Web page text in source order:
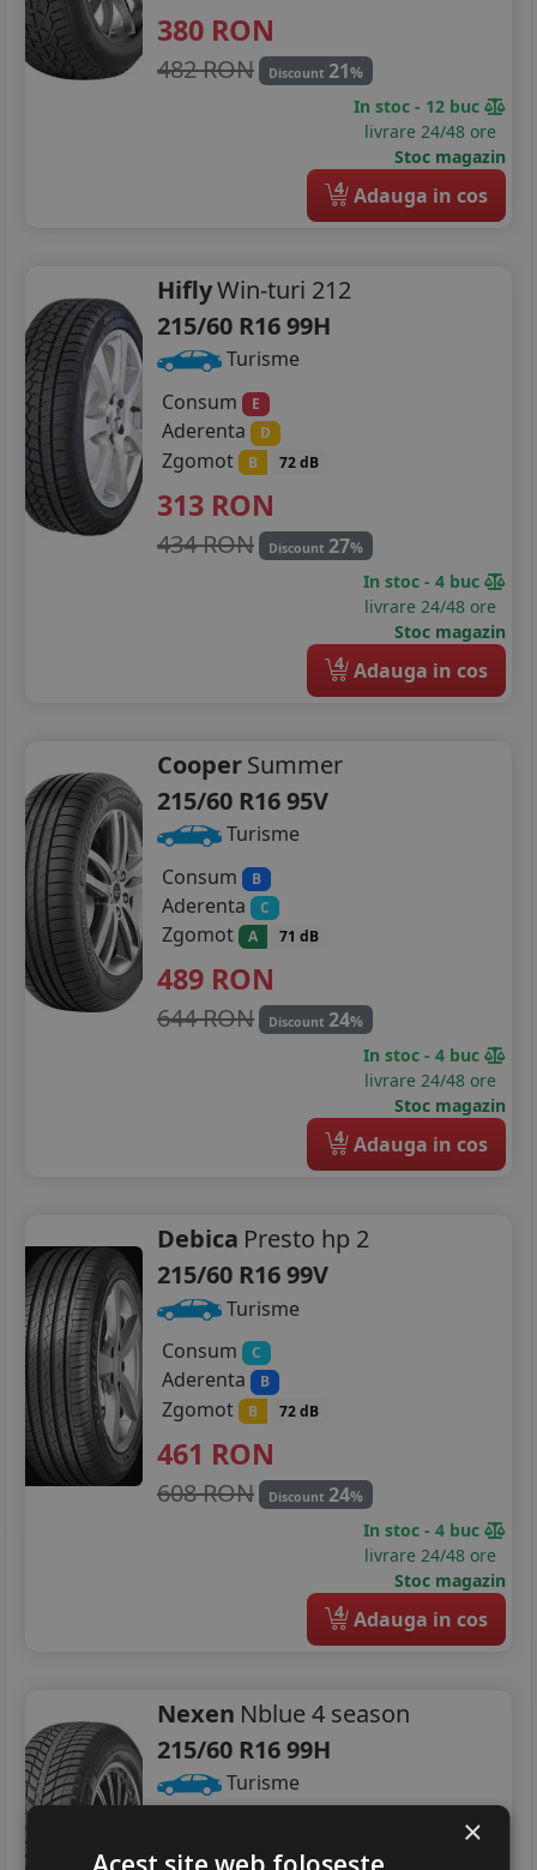
380 RON
482 RON Discount 21%
In stoc - 12 buc
livrare 24/48 ore
Stoc magazin
4 Adauga in cos
HiflyWin-turi 212
215/60 R16 99H
Turisme
Consum
E
Aderenta D
Zgomot B 72 dB
313 RON
434 RON Discount 27%
In stoc - 4 buc
livrare 24/48 ore
Stoc magazin
4 Adauga in cos
CooperSummer
215/60 R16 95V
Turisme
Consum
B
Aderenta C
Zgomot A 71 dB
489 RON
644 RON Discount 24%
In stoc - 4 buc
livrare 24/48 ore
Stoc magazin
4 Adauga in cos
Debica Presto hp 2
215/60 R16 99V
Turisme
Consum
C
Aderenta B
Zgomot B 72 dB
461 RON
608 RON Discount 24%
In stoc - 4 buc
livrare 24/48 ore
Stoc magazin
4 Adauga in cos
Nexen Nblue 4 season
215/60 R16 99H
Turisme
Aderenta C
×